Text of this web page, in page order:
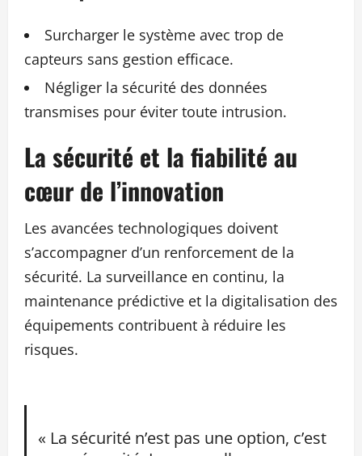
Surcharger le système avec trop de
capteurs sans gestion efficace.
Négliger la sécurité des données
transmises pour éviter toute intrusion.
La sécurité et la fiabilité au
cœur de l’innovation
Les avancées technologiques doivent
s’accompagner d’un renforcement de la
sécurité. La surveillance en continu, la
maintenance prédictive et la digitalisation des
équipements contribuent à réduire les
risques.
« La sécurité n’est pas une option, c’est